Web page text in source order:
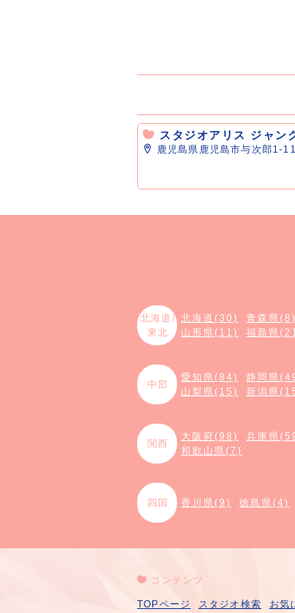
スタジオアリス ジャン
鹿児島県鹿児島市与次郎1-
北海道/
東北
北海道(30) 青森県(8)
山形県(11)
福島県
中部
愛知県(84) 静岡県
山梨県(15)
新潟県
関西
大阪府(98) 兵庫県
和歌山県(7)
四国 香川県(9) 徳島県(4)
コンテンツ
TOPページ スタジオ検索 お気